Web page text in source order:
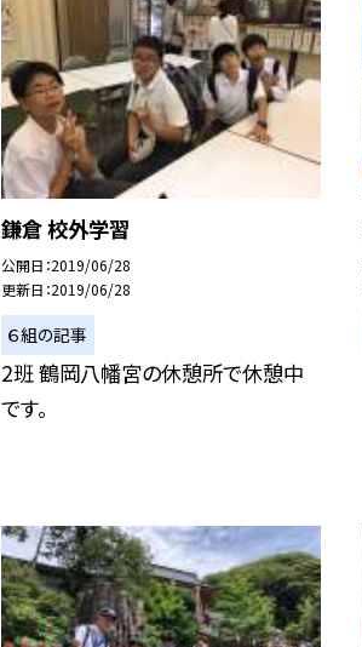
鎌倉 校外学習
公開日 2019/06/28
更新日 2019/06/28
６組の記事
2班 鶴岡八幡宮の休憩所で休憩中
です。